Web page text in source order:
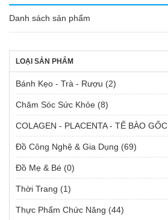
Danh sách sản phẩm
LOẠI SẢN PHẨM
Bánh Kẹo - Trà - Rượu (2)
Chăm Sóc Sức Khỏe (8)
COLAGEN - PLACENTA - TẾ BÀO GỐC
Đồ Công Nghệ & Gia Dụng (69)
Đồ Mẹ & Bé (0)
Thời Trang (1)
Thực Phẩm Chức Năng (44)